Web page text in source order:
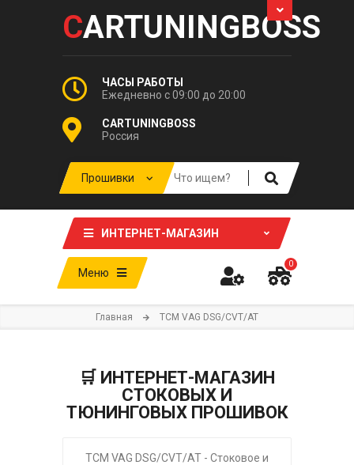
CARTUNINGBOSS
ЧАСЫ РАБОТЫ
Ежедневно с 09:00 до 20:00
CARTUNINGBOSS
Россия
ИНТЕРНЕТ-МАГАЗИН
Меню
0
Главная TCM VAG DSG/CVT/AT
🛒 ИНТЕРНЕТ-МАГАЗИН
СТОКОВЫХ И
ТЮНИНГОВЫХ ПРОШИВОК
TCM VAG DSG/CVT/AT - Стоковое и